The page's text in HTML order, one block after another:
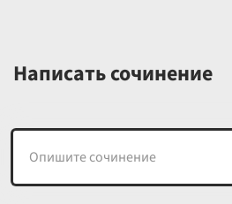
Написать сочинение